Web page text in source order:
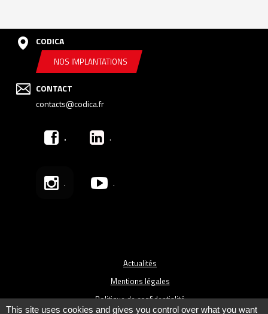
CODICA
NOS IMPLANTATIONS
CONTACT
contacts@codica.fr
. .
. .
Actualités
Mentions légales
Politique de confidentialité
This site uses cookies and gives you control over what you want